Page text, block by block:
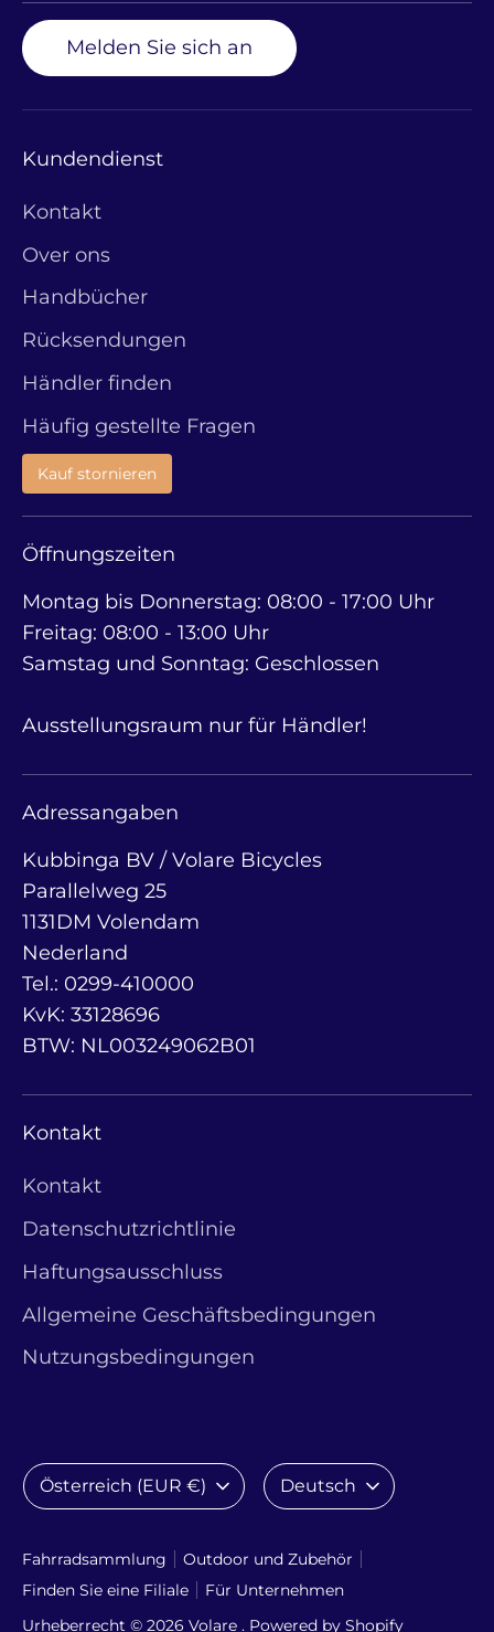
Melden Sie sich an
Kundendienst
Kontakt
Over ons
Handbücher
Rücksendungen
Händler finden
Häufig gestellte Fragen
Kauf stornieren
Öffnungszeiten
Montag bis Donnerstag: 08:00 - 17:00 Uhr
Freitag: 08:00 - 13:00 Uhr
Samstag und Sonntag: Geschlossen
Ausstellungsraum nur für Händler!
Adressangaben
Kubbinga BV / Volare Bicycles
Parallelweg 25
1131DM Volendam
Nederland
Tel.: 0299-410000
KvK: 33128696
BTW: NL003249062B01
Kontakt
Kontakt
Datenschutzrichtlinie
Haftungsausschluss
Allgemeine Geschäftsbedingungen
Nutzungsbedingungen
Fahrradsammlung
Outdoor und Zubehör
Finden Sie eine Filiale
Für Unternehmen
Urheberrecht © 2026 Volare . Powered by Shopify
Währung
Österreich (EUR €) Sprache
Deutsch